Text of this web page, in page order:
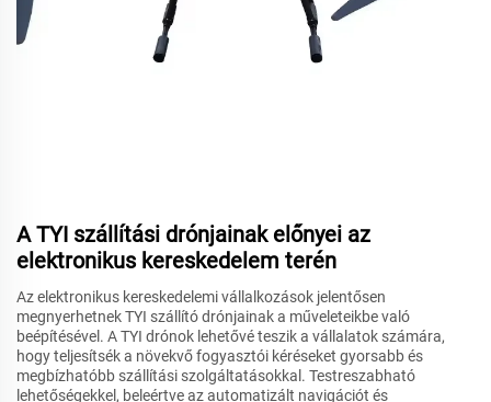
A TYI szállítási drónjainak előnyei az
elektronikus kereskedelem terén
Az elektronikus kereskedelemi vállalkozások jelentősen
megnyerhetnek TYI szállító drónjainak a műveleteikbe való
beépítésével. A TYI drónok lehetővé teszik a vállalatok számára,
hogy teljesítsék a növekvő fogyasztói kéréseket gyorsabb és
megbízhatóbb szállítási szolgáltatásokkal. Testreszabható
lehetőségekkel, beleértve az automatizált navigációt és